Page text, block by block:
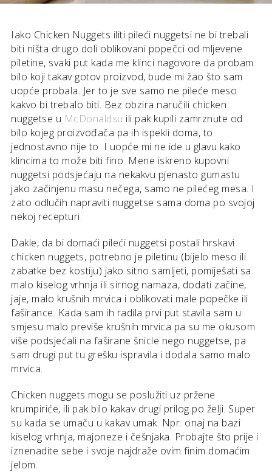
Iako Chicken Nuggets iliti pileći nuggetsi ne bi trebali
biti ništa drugo doli oblikovani popečci od mljevene
piletine, svaki put kada me klinci nagovore da probam
bilo koji takav gotov proizvod, bude mi žao što sam
uopće probala. Jer to je sve samo ne pileće meso
kakvo bi trebalo biti. Bez obzira naručili chicken
nuggetse u McDonaldsu ili pak kupili zamrznute od
bilo kojeg proizvođača pa ih ispekli doma, to
jednostavno nije to. I uopće mi ne ide u glavu kako
klincima to može biti fino. Mene iskreno kupovni
nuggetsi podsjećaju na nekakvu pjenasto gumastu
jako začinjenu masu nečega, samo ne pilećeg mesa. I
zato odlučih napraviti nuggetse sama doma po svojoj
nekoj recepturi.
Dakle, da bi domaći pileći nuggetsi postali hrskavi
chicken nuggets, potrebno je piletinu (bijelo meso ili
zabatke bez kostiju) jako sitno samljeti, pomiješati sa
malo kiselog vrhnja ili sirnog namaza, dodati začine,
jaje, malo krušnih mrvica i oblikovati male popečke ili
faširance. Kada sam ih radila prvi put stavila sam u
smjesu malo previše krušnih mrvica pa su me okusom
više podsjećali na faširane šnicle nego nuggetse, pa
sam drugi put tu grešku ispravila i dodala samo malo
mrvica.
Chicken nuggets mogu se poslužiti uz pržene
krumpiriće, ili pak bilo kakav drugi prilog po želji. Super
su kada se umaču u kakav umak. Npr. onaj na bazi
kiselog vrhnja, majoneze i češnjaka. Probajte što prije i
iznenadite sebe i svoje najdraže ovim finim domaćim
jelom.